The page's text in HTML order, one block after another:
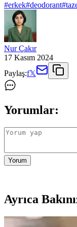
#erkek#deodorant#
Nur Çakır
17 Kasım 2024
Paylaş:f𝕏
Yorumlar:
Yorum
Ayrıca